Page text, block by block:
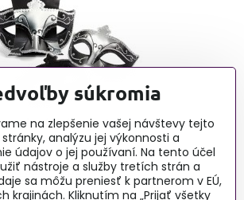
Erotické články - blog
Pia 9:00-16:00
súkromia
na zlepšenie vašej návštevy tejto
analýzu jej výkonnosti a
údajov o jej používaní. Na tento účel
nástroje a služby tretích strán a
sa môžu preniesť k partnerom v EÚ,
krajinách. Kliknutím na „Prijať všetky